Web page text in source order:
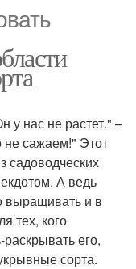
у нас не растет." –
не сажаем!" Этот
садоводческих
А ведь
выращивать и в
тех, кого
его,
сорта.